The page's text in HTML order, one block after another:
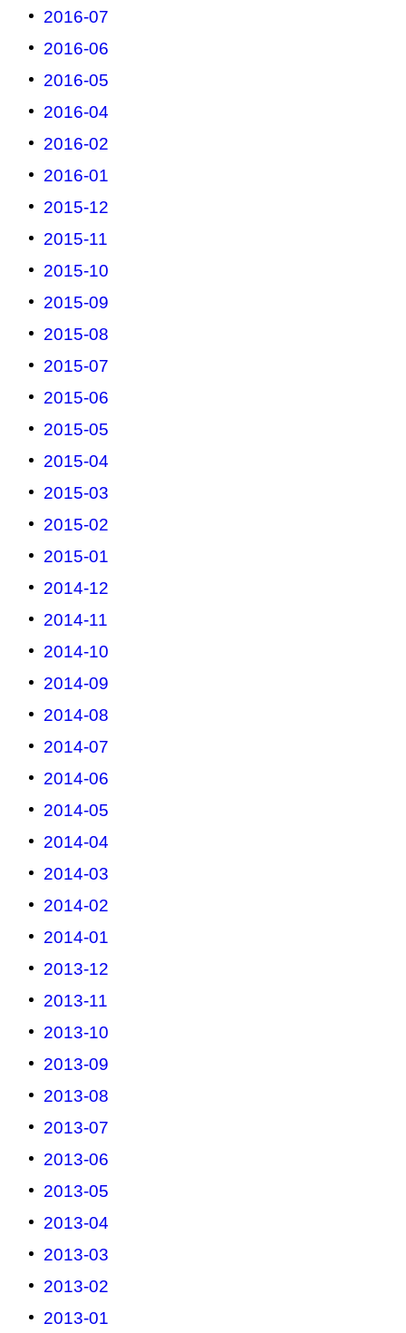
2016-07
2016-06
2016-05
2016-04
2016-02
2016-01
2015-12
2015-11
2015-10
2015-09
2015-08
2015-07
2015-06
2015-05
2015-04
2015-03
2015-02
2015-01
2014-12
2014-11
2014-10
2014-09
2014-08
2014-07
2014-06
2014-05
2014-04
2014-03
2014-02
2014-01
2013-12
2013-11
2013-10
2013-09
2013-08
2013-07
2013-06
2013-05
2013-04
2013-03
2013-02
2013-01